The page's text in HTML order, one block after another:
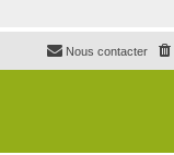
Nous contacter